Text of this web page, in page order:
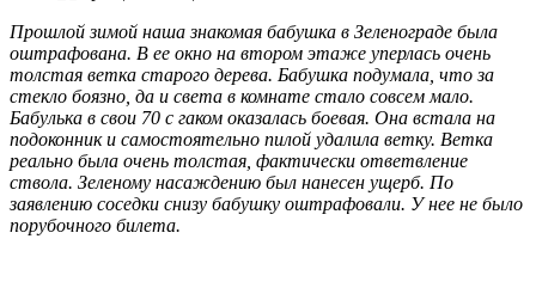
Прошлой зимой наша знакомая бабушка в Зеленограде была
оштрафована. В ее окно на втором этаже уперлась очень
толстая ветка старого дерева. Бабушка подумала, что за
стекло боязно, да и света в комнате стало совсем мало.
Бабулька в свои 70 с гаком оказалась боевая. Она встала на
подоконник и самостоятельно пилой удалила ветку. Ветка
реально была очень толстая, фактически ответвление
ствола. Зеленому насаждению был нанесен ущерб. По
заявлению соседки снизу бабушку оштрафовали. У нее не было
порубочного билета.